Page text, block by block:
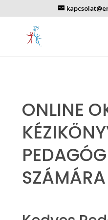
ONLINE
SZÁMÁRA